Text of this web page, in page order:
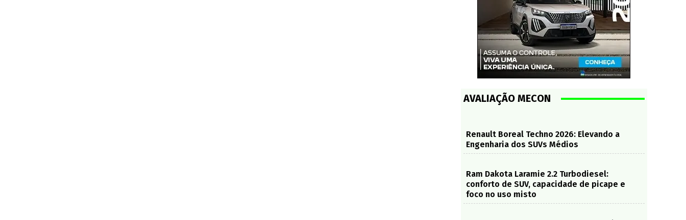
AVALIAÇÃO MECON
Renault Boreal Techno 2026: Elevando a
Engenharia dos SUVs Médios
Ram Dakota Laramie 2.2 Turbodiesel:
conforto de SUV, capacidade de picape e
foco no uso misto